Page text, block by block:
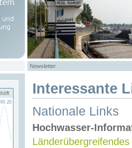
Newsletter
Interessante
Nationale Links
Hochwasser-